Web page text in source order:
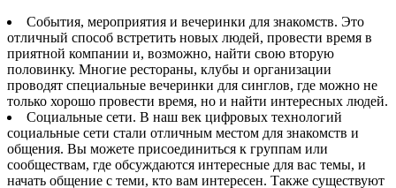
События, мероприятия и вечеринки для знакомств. Это
отличный способ встретить новых людей, провести время в
приятной компании и, возможно, найти свою вторую
половинку. Многие рестораны, клубы и организации
проводят специальные вечеринки для синглов, где можно не
только хорошо провести время, но и найти интересных людей.
Социальные сети. В наш век цифровых технологий
социальные сети стали отличным местом для знакомств и
общения. Вы можете присоединиться к группам или
сообществам, где обсуждаются интересные для вас темы, и
начать общение с теми, кто вам интересен. Также существуют